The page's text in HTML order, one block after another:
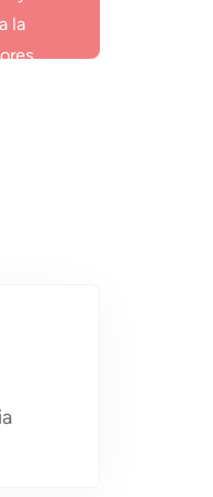
la
…